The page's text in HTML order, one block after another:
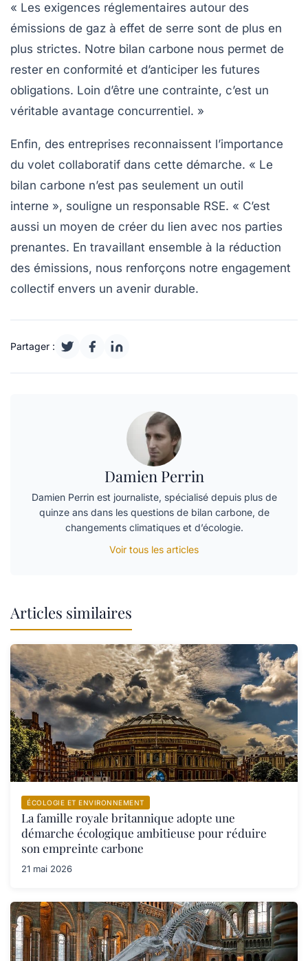
« Les exigences réglementaires autour des
émissions de gaz à effet de serre sont de plus en
plus strictes. Notre bilan carbone nous permet de
rester en conformité et d’anticiper les futures
obligations. Loin d’être une contrainte, c’est un
véritable avantage concurrentiel. »
Enfin, des entreprises reconnaissent l’importance
du volet collaboratif dans cette démarche. « Le
bilan carbone n’est pas seulement un outil
interne », souligne un responsable RSE. « C’est
aussi un moyen de créer du lien avec nos parties
prenantes. En travaillant ensemble à la réduction
des émissions, nous renforçons notre engagement
collectif envers un avenir durable.
Partager :
Damien Perrin
Damien Perrin est journaliste, spécialisé depuis plus de
quinze ans dans les questions de bilan carbone, de
changements climatiques et d’écologie.
Voir tous les articles
Articles similaires
ÉCOLOGIE ET ENVIRONNEMENT
La famille royale britannique adopte une
démarche écologique ambitieuse pour réduire
son empreinte carbone
21 mai 2026